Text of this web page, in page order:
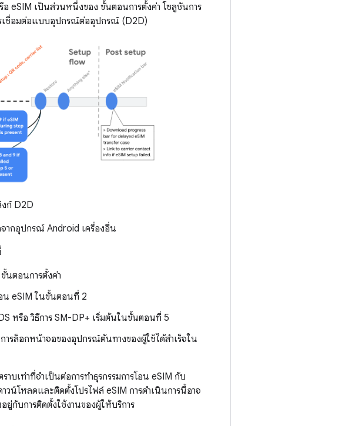
อ eSIM เป็นส่วนหนึ่งของ ขั้นตอนการตั้งค่า โซลูชันการ
เชื่อมต่อแบบอุปกรณ์ต่ออุปกรณ์ (D2D)
ก์ D2D
ากอุปกรณ์ Android เครื่องอื่น
ตอนการตั้งค่า
น eSIM ในขั้นตอนที่ 2
หรือ วิธีการ SM-DP+ เริ่มต้นในขั้นตอนที่ 5
ล็อกหน้าจอของอุปกรณ์ต้นทางของผู้ใช้ได้สำเร็จใน
เท่าที่จำเป็นต่อการทำธุรกรรมการโอน eSIM กับ
น์โหลดและติดตั้งโปรไฟล์ eSIM การดำเนินการนี้อาจ
ยู่กับการติดตั้งใช้งานของผู้ให้บริการ